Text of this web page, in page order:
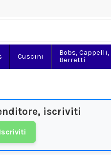
Cuscini
Bobs, Cappelli,
Berretti
iscriviti
Iscriviti